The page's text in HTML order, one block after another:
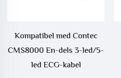
Kompatibel med Contec
CMS8000 En-dels 3-led/5-
led ECG-kabel